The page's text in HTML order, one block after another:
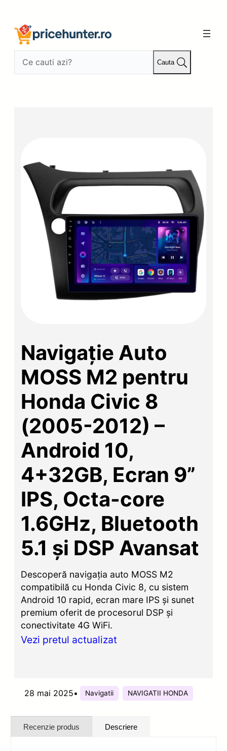
conținut
Cauta
Navigație Auto
MOSS M2 pentru
Honda Civic 8
(2005-2012) –
Android 10,
4+32GB, Ecran 9”
IPS, Octa-core
1.6GHz, Bluetooth
5.1 și DSP Avansat
Descoperă navigația auto MOSS M2
compatibilă cu Honda Civic 8, cu sistem
Android 10 rapid, ecran mare IPS și sunet
premium oferit de procesorul DSP și
conectivitate 4G WiFi.
Vezi pretul actualizat
28 mai 2025• Navigatii NAVIGATII HONDA
Recenzie produs Descriere